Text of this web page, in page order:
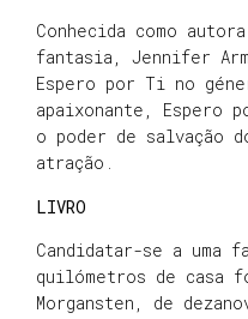
Conhecida como
fantasia, Jennifer
Espero por Ti no
apaixonante, Espero
o poder de salvação
atração.
LIVRO
Candidatar-se a uma
quilómetros de casa
Morgansten, de